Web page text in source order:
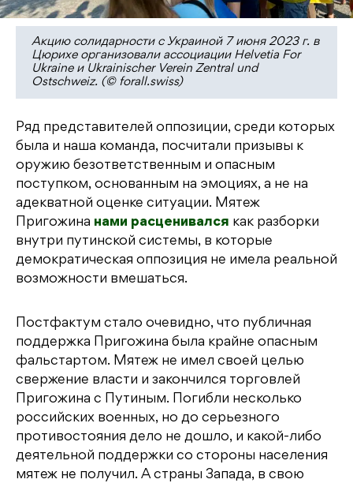
Акцию солидарности с Украиной 7 июня 2023 г. в
Цюрихе организовали ассоциации Helvetia For
Ukraine и Ukrainischer Verein Zentral und
Ostschweiz. (© forall.swiss)
Ряд представителей оппозиции, среди которых
была и наша команда, посчитали призывы к
оружию безответственным и опасным
поступком, основанным на эмоциях, а не на
адекватной оценке ситуации. Мятеж
Пригожина нами расценивался как разборки
внутри путинской системы, в которые
демократическая оппозиция не имела реальной
возможности вмешаться.
Постфактум стало очевидно, что публичная
поддержка Пригожина была крайне опасным
фальстартом. Мятеж не имел своей целью
свержение власти и закончился торговлей
Пригожина с Путиным. Погибли несколько
российских военных, но до серьезного
противостояния дело не дошло, и какой-либо
деятельной поддержки со стороны населения
мятеж не получил. А страны Запада, в свою